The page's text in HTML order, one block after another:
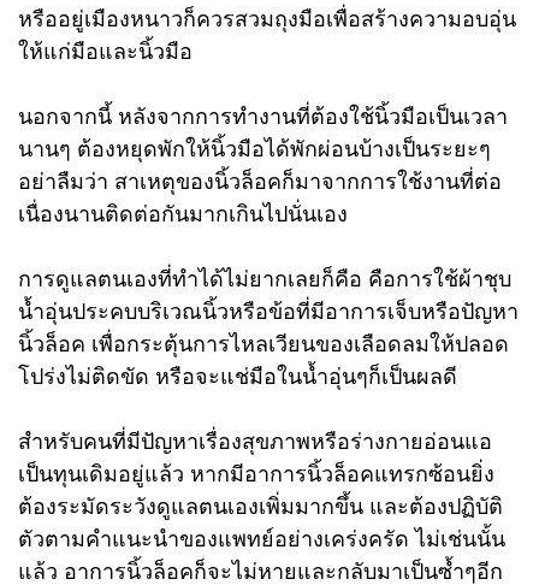
หรืออยู่เมืองหนาวก็ควรสวมถุงมือเพื่อสร้างความอบอุ่น
ให้แก่มือและนิ้วมือ
นอกจากนี้ หลังจากการทำงานที่ต้องใช้นิ้วมือเป็นเวลา
นานๆ ต้องหยุดพักให้นิ้วมือได้พักผ่อนบ้างเป็นระยะๆ
อย่าลืมว่า สาเหตุของนิ้วล็อคก็มาจากการใช้งานที่ต่อ
เนื่องนานติดต่อกันมากเกินไปนั่นเอง
การดูแลตนเองที่ทำได้ไม่ยากเลยก็คือ คือการใช้ผ้าชุบ
น้ำอุ่นประคบบริเวณนิ้วหรือข้อที่มีอาการเจ็บหรือปัญหา
นิ้วล็อค เพื่อกระตุ้นการไหลเวียนของเลือดลมให้ปลอด
โปร่งไม่ติดขัด หรือจะแช่มือในน้ำอุ่นๆก็เป็นผลดี
สำหรับคนที่มีปัญหาเรื่องสุขภาพหรือร่างกายอ่อนแอ
เป็นทุนเดิมอยู่แล้ว หากมีอาการนิ้วล็อคแทรกซ้อนยิ่ง
ต้องระมัดระวังดูแลตนเองเพิ่มมากขึ้น และต้องปฏิบัติ
ตัวตามคำแนะนำของแพทย์อย่างเคร่งครัด ไม่เช่นนั้น
แล้ว อาการนิ้วล็อคก็จะไม่หายและกลับมาเป็นซ้ำๆอีก